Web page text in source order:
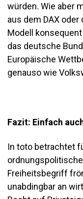
würden. Wie aber
aus dem DAX
Modell
das deutsche
Europäische
genauso wie
Fazit: Einfach
In toto betrachtet
Freiheitsbegriff
unabdingbar an